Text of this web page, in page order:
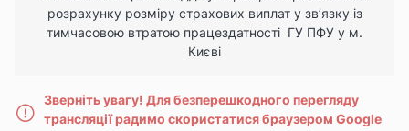
розрахунку розміру страхових виплат у зв’язку із
тимчасовою втратою працездатності ГУ ПФУ у м.
Києві
Зверніть увагу! Для безперешкодного перегляду
трансляції радимо скористатися браузером Google